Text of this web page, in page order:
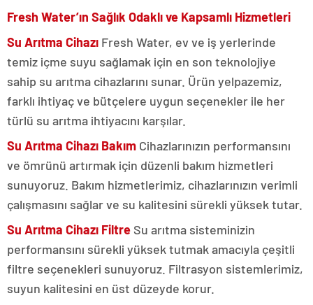
Fresh Water’ın Sağlık Odaklı ve Kapsamlı Hizmetleri
Su Arıtma Cihazı Fresh Water, ev ve iş yerlerinde
temiz içme suyu sağlamak için en son teknolojiye
sahip su arıtma cihazlarını sunar. Ürün yelpazemiz,
farklı ihtiyaç ve bütçelere uygun seçenekler ile her
türlü su arıtma ihtiyacını karşılar.
Su Arıtma Cihazı Bakım Cihazlarınızın performansını
ve ömrünü artırmak için düzenli bakım hizmetleri
sunuyoruz. Bakım hizmetlerimiz, cihazlarınızın verimli
çalışmasını sağlar ve su kalitesini sürekli yüksek tutar.
Su Arıtma Cihazı Filtre Su arıtma sisteminizin
performansını sürekli yüksek tutmak amacıyla çeşitli
filtre seçenekleri sunuyoruz. Filtrasyon sistemlerimiz,
suyun kalitesini en üst düzeyde korur.